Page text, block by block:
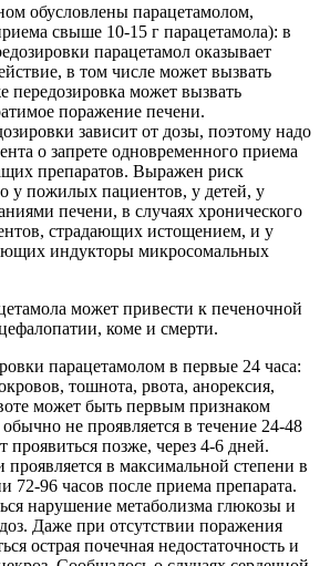
обусловлены парацетамолом,
свыше 10-15 г парацетамола): в
парацетамол оказывает
в том числе может вызвать
передозировка может вызвать
поражение печени.
зависит от дозы, поэтому надо
о запрете одновременного приема
препаратов. Выражен риск
у пожилых пациентов, у детей, у
печени, в случаях хронического
страдающих истощением, и у
индукторы микросомальных
может привести к печеночной
коме и смерти.
парацетамолом в первые 24 часа:
тошнота, рвота, анорексия,
может быть первым признаком
не проявляется в течение 24-48
проявиться позже, через 4-6 дней.
в максимальной степени в
72-96 часов после приема препарата.
нарушение метаболизма глюкозы и
Даже при отсутствии поражения
острая почечная недостаточность и